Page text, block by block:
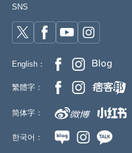
SNS
English：
繁體字：
简体字：
한국어：